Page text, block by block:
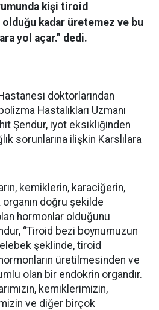
kişi tiroid
olduğu kadar üretemez ve bu
yol açar.” dedi.
doktorlarından
Hastalıkları Uzmanı
Şendur, iyot eksikliğinden
sorunlarına ilişkin Karslılara
kemiklerin, karaciğerin,
doğru şekilde
hormonlar olduğunu
“Tiroid bezi boynumuzun
şeklinde, tiroid
üretilmesinden ve
olan bir endokrin organdır.
kemiklerimizin,
ve diğer birçok